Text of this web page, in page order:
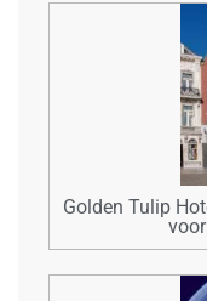
Golden Tulip